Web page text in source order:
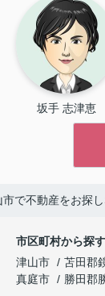
坂手 志津恵
市で不動産をお探
市区町村から探す
津山市
苫田郡
真庭市
勝田郡